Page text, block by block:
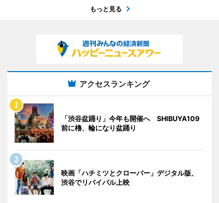
もっと見る
アクセスランキング
「渋谷盆踊り」今年も開催へ SHIBUYA109
前に櫓、輪になり盆踊り
映画「ハチミツとクローバー」デジタル版、
渋谷でリバイバル上映